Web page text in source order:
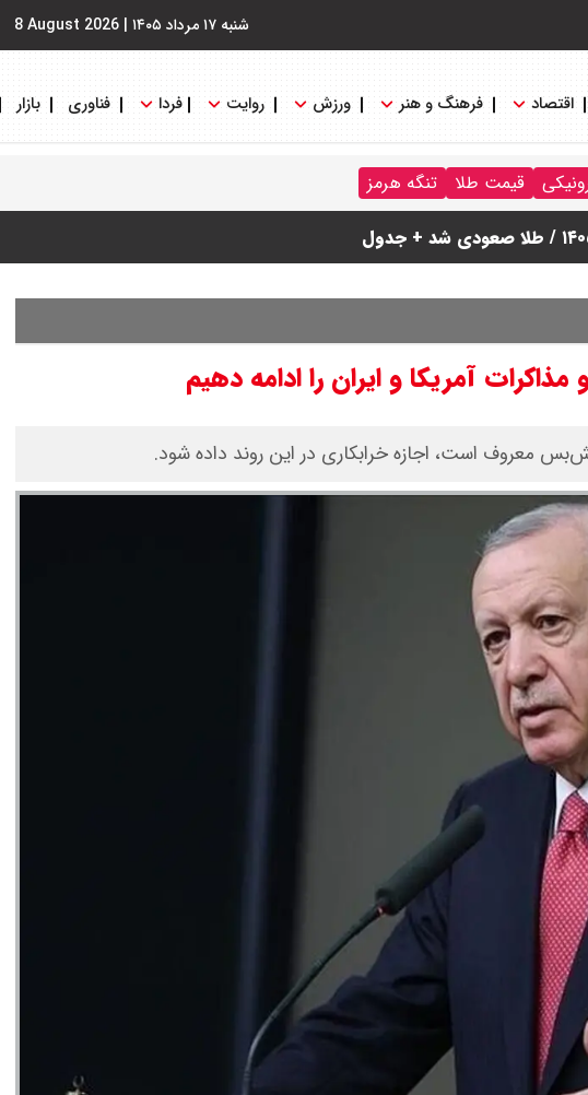
شنبه ۱۷ مرداد ۱۴۰۵ |
8 August 2026
اقتصاد فرهنگ و هنر ورزش روایت فردا فناوری بازار
قیمت طلا تنگه هرمز
آمریکا و ایران را ادامه دهیم
معروف است، اجازه خرابکاری در این روند داده شود.